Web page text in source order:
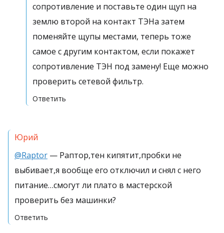
сопротивление и поставьте один щуп на
землю второй на контакт ТЭНа затем
поменяйте щупы местами, теперь тоже
самое с другим контактом, если покажет
сопротивление ТЭН под замену! Еще можно
проверить сетевой фильтр.
Ответить
Юрий
@Raptor — Раптор,тен кипятит,пробки не
выбивает,я вообще его отключил и снял с него
питание…смогут ли плато в мастерской
проверить без машинки?
Ответить